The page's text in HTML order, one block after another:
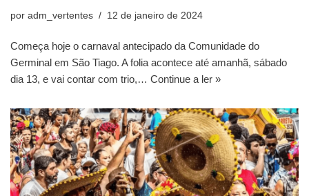
por adm_vertentes 12 de janeiro de 2024
Começa hoje o carnaval antecipado da Comunidade do
Germinal em São Tiago. A folia acontece até amanhã, sábado
dia 13, e vai contar com trio,… Continue a ler »